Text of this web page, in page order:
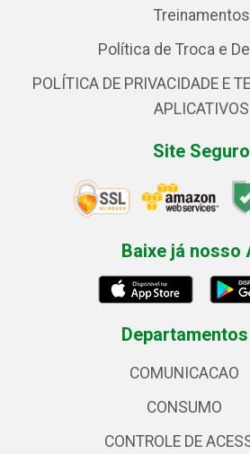
Treinamentos
Política de Troca e
POLÍTICA DE PRIVACIDADE E
APLICATIVOS
Site Seguro
Baixe já nosso
Departamentos
COMUNICACAO
CONSUMO
CONTROLE DE